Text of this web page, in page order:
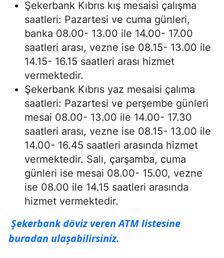
Şekerbank Kıbrıs kış mesaisi çalışma
saatleri: Pazartesi ve cuma günleri,
banka 08.00- 13.00 ile 14.00- 17.00
saatleri arası, vezne ise 08.15- 13.00 ile
14.15- 16.15 saatleri arası hizmet
vermektedir.
Şekerbank Kıbrıs yaz mesaisi çalıma
saatleri: Pazartesi ve perşembe günleri
mesai 08.00- 13.00 ile 14.00- 17.30
saatleri arası, vezne ise 08.15- 13.00 ile
14.00- 16.45 saatleri arasında hizmet
vermektedir. Salı, çarşamba, cuma
günleri ise mesai 08.00- 15.00, vezne
ise 08.00 ile 14.15 saatleri arasında
hizmet vermektedir.
Şekerbank döviz veren ATM listesine
buradan ulaşabilirsiniz.